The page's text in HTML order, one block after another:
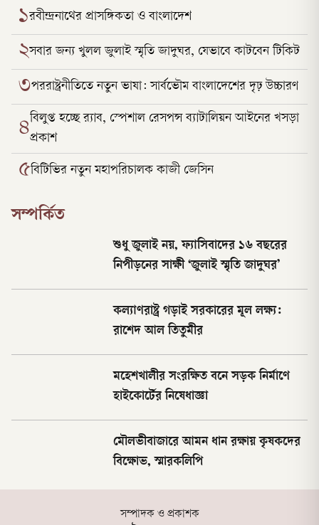
১রবীন্দ্রনাথের প্রাসঙ্গিকতা ও বাংলাদেশ
২সবার জন্য খুলল জুলাই স্মৃতি জাদুঘর, যেভাবে কাটবেন টিকিট
৩পররাষ্ট্রনীতিতে নতুন ভাষা: সার্বভৌম বাংলাদেশের দৃঢ় উচ্চারণ
৪বিলুপ্ত হচ্ছে র‍্যাব, স্পেশাল রেসপন্স ব্যাটালিয়ন আইনের খসড়া
প্রকাশ
৫বিটিভির নতুন মহাপরিচালক কাজী জেসিন
সম্পর্কিত
শুধু জুলাই নয়, ফ্যাসিবাদের ১৬ বছরের
নিপীড়নের সাক্ষী ‘জুলাই স্মৃতি জাদুঘর’
কল্যাণরাষ্ট্র গড়াই সরকারের মূল লক্ষ্য:
রাশেদ আল তিতুমীর
মহেশখালীর সংরক্ষিত বনে সড়ক নির্মাণে
হাইকোর্টের নিষেধাজ্ঞা
মৌলভীবাজারে আমন ধান রক্ষায় কৃষকদের
বিক্ষোভ, স্মারকলিপি
সম্পাদক ও প্রকাশক